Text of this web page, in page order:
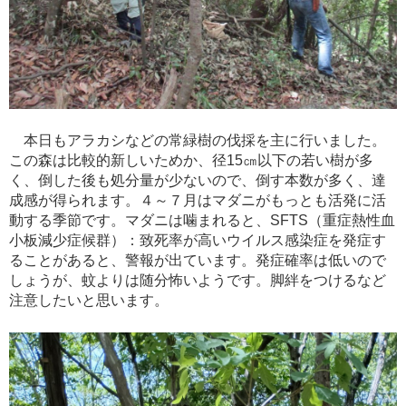
本日もアラカシなどの常緑樹の伐採を主に行いました。
この森は比較的新しいためか、径15㎝以下の若い樹が多
く、倒した後も処分量が少ないので、倒す本数が多く、達
成感が得られます。４～７月はマダニがもっとも活発に活
動する季節です。マダニは噛まれると、SFTS（重症熱性血
小板減少症候群）：致死率が高いウイルス感染症を発症す
ることがあると、警報が出ています。発症確率は低いので
しょうが、蚊よりは随分怖いようです。脚絆をつけるなど
注意したいと思います。